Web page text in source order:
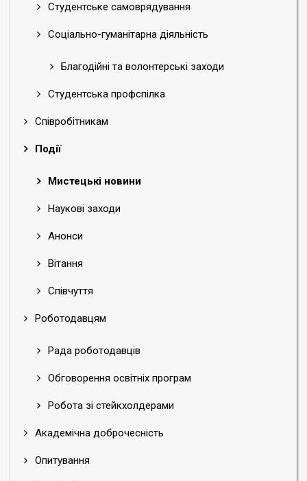
Студентське самоврядування
Соціально-гуманітарна діяльність
Благодійні та волонтерські заходи
Студентська профспілка
Співробітникам
Події
Мистецькі новини
Наукові заходи
Анонси
Вітання
Співчуття
Роботодавцям
Рада роботодавців
Обговорення освітніх програм
Робота зі стейкхолдерами
Академічна доброчесність
Опитування